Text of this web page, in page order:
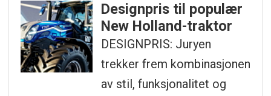
Designpris til populær
New Holland-traktor
DESIGNPRIS: Juryen
trekker frem kombinasjonen
av stil, funksjonalitet og